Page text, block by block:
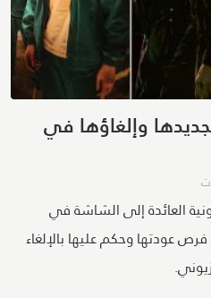
وإلغاؤها في
العائدة إلى الشاشة في
عودتها وحكم عليها بالإلغاء